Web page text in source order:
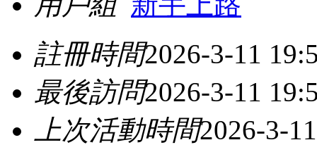
註冊時間2026-3-11
最後訪問2026-3-11
上次活動時間2026-3-